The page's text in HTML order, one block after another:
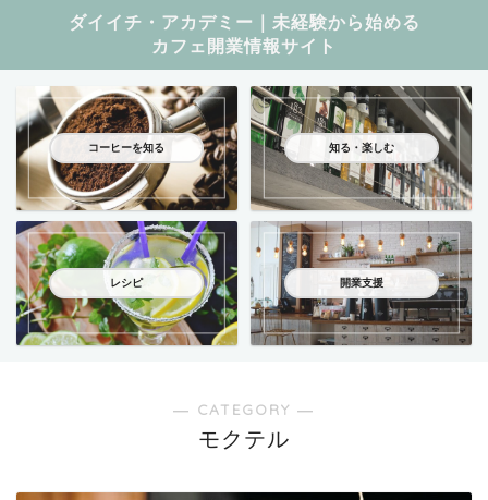
ダイイチ・アカデミー｜未経験から始める
カフェ開業情報サイト
コーヒーを知る 知る・楽しむ
レシピ 開業支援
― CATEGORY ―
モクテル